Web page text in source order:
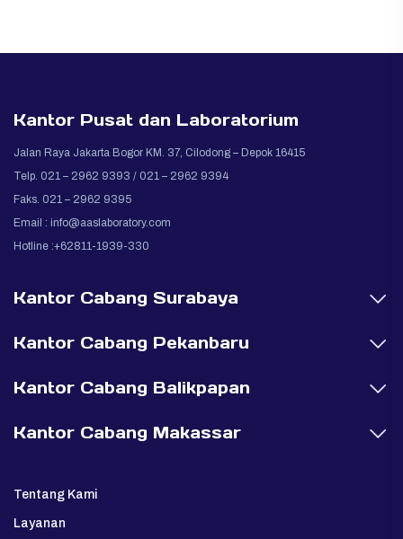
Kantor Pusat dan Laboratorium
Jalan Raya Jakarta Bogor KM. 37, Cilodong – Depok 16415
Telp. 021 – 2962 9393 / 021 – 2962 9394
Faks. 021 – 2962 9395
Email : info@aaslaboratory.com
Hotline :+62811-1939-330
Kantor Cabang Surabaya
Kantor Cabang Pekanbaru
Kantor Cabang Balikpapan
Kantor Cabang Makassar
Tentang Kami
Layanan